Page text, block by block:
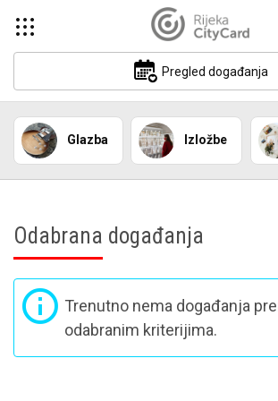
Pregled događanja
Glazba Izložbe
Odabrana događanja
Trenutno nema događanja
odabranim kriterijima.